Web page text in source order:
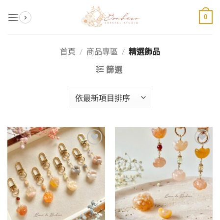
0
首頁 / 商品專區 / 精選飾品
篩選
加入
收藏
加入
收藏